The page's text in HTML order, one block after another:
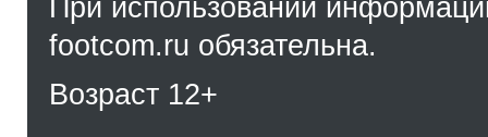
При использовании
footcom.ru обязательна.
Возраст 12+